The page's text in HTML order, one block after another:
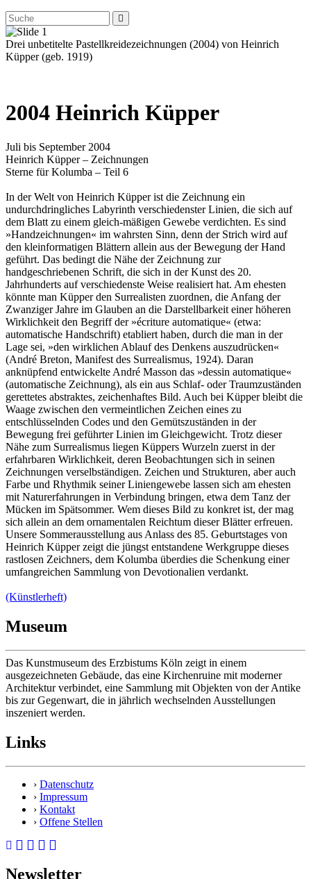
Drei unbetitelte Pastellkreidezeichnungen (2004) von Heinrich
Küpper (geb. 1919)
2004 Heinrich Küpper
Juli bis September 2004
Heinrich Küpper – Zeichnungen
Sterne für Kolumba – Teil 6
In der Welt von Heinrich Küpper ist die Zeichnung ein
undurchdringliches Labyrinth verschiedenster Linien, die sich auf
dem Blatt zu einem gleich-mäßigen Gewebe verdichten. Es sind
»Handzeichnungen« im wahrsten Sinn, denn der Strich wird auf
den kleinformatigen Blättern allein aus der Bewegung der Hand
geführt. Das bedingt die Nähe der Zeichnung zur
handgeschriebenen Schrift, die sich in der Kunst des 20.
Jahrhunderts auf verschiedenste Weise realisiert hat. Am ehesten
könnte man Küpper den Surrealisten zuordnen, die Anfang der
Zwanziger Jahre im Glauben an die Darstellbarkeit einer höheren
Wirklichkeit den Begriff der »écriture automatique« (etwa:
automatische Handschrift) etabliert haben, durch die man in der
Lage sei, »den wirklichen Ablauf des Denkens auszudrücken«
(André Breton, Manifest des Surrealismus, 1924). Daran
anknüpfend entwickelte André Masson das »dessin automatique«
(automatische Zeichnung), als ein aus Schlaf- oder Traumzuständen
gerettetes abstraktes, zeichenhaftes Bild. Auch bei Küpper bleibt die
Waage zwischen den vermeintlichen Zeichen eines zu
entschlüsselnden Codes und den Gemütszuständen in der
Bewegung frei geführter Linien im Gleichgewicht. Trotz dieser
Nähe zum Surrealismus liegen Küppers Wurzeln zuerst in der
erfahrbaren Wirklichkeit, deren Beobachtungen sich in seinen
Zeichnungen verselbständigen. Zeichen und Strukturen, aber auch
Farbe und Rhythmik seiner Liniengewebe lassen sich am ehesten
mit Naturerfahrungen in Verbindung bringen, etwa dem Tanz der
Mücken im Spätsommer. Wem dieses Bild zu konkret ist, der mag
sich allein an dem ornamentalen Reichtum dieser Blätter erfreuen.
Unsere Sommerausstellung aus Anlass des 85. Geburtstages von
Heinrich Küpper zeigt die jüngst entstandene Werkgruppe dieses
rastlosen Zeichners, dem Kolumba überdies die Schenkung einer
umfangreichen Sammlung von Devotionalien verdankt.
(Künstlerheft)
Museum
Das Kunstmuseum des Erzbistums Köln zeigt in einem
ausgezeichneten Gebäude, das eine Kirchenruine mit moderner
Architektur verbindet, eine Sammlung mit Objekten von der Antike
bis zur Gegenwart, die in jährlich wechselnden Ausstellungen
inszeniert werden.
Links
› Datenschutz
› Impressum
› Kontakt
› Offene Stellen
Newsletter